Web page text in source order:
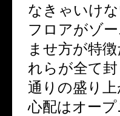
なきゃいけ
フロアがゾ
ませ方が特
れらが全て
通りの盛り
心配はオー